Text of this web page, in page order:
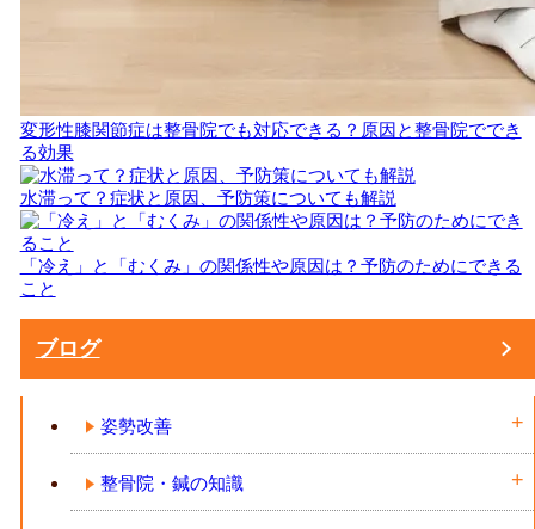
変形性膝関節症は整骨院でも対応できる？原因と整骨院ででき
る効果
水滞って？症状と原因、予防策についても解説
「冷え」と「むくみ」の関係性や原因は？予防のためにできる
こと
ブログ
姿勢改善
整骨院・鍼の知識